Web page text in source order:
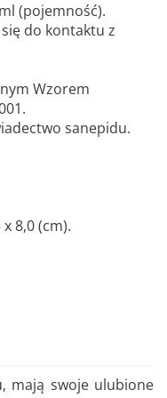
(pojemność).
do kontaktu z
Wzorem
sanepidu.
8,0 (cm).
mają swoje ulubione